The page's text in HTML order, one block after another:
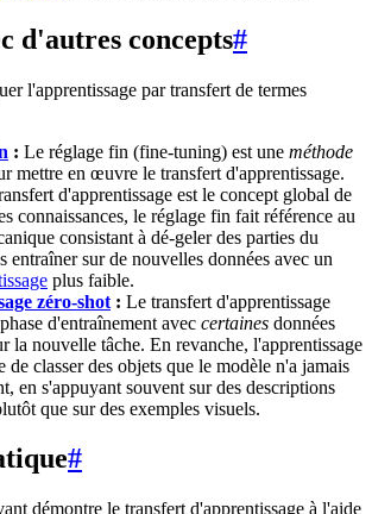
d'autres concepts#
l'apprentissage par transfert de termes
: Le réglage fin (fine-tuning) est une méthode
mettre en œuvre le transfert d'apprentissage.
d'apprentissage est le concept global de
connaissances, le réglage fin fait référence au
consistant à dé-geler des parties du
entraîner sur de nouvelles données avec un
plus faible.
zéro-shot : Le transfert d'apprentissage
d'entraînement avec certaines données
la nouvelle tâche. En revanche, l'apprentissage
de classer des objets que le modèle n'a jamais
en s'appuyant souvent sur des descriptions
que sur des exemples visuels.
#
démontre le transfert d'apprentissage à l'aide